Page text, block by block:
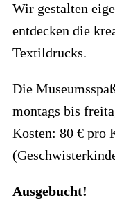
Wir gestalten
entdecken die
Textildrucks.
Die
montags bis
Kosten: 80 € pro
Ausgebucht!